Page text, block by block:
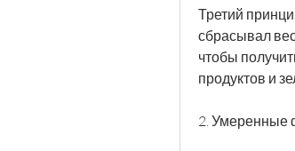
Третий
сбрасывал
чтобы
продуктов и
2. Умеренные